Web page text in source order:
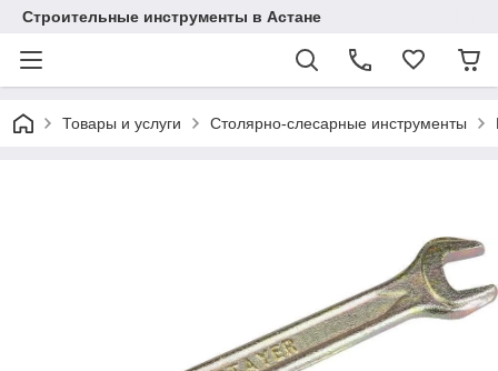
Строительные инструменты в Астане
Товары и услуги Столярно-слесарные инструменты